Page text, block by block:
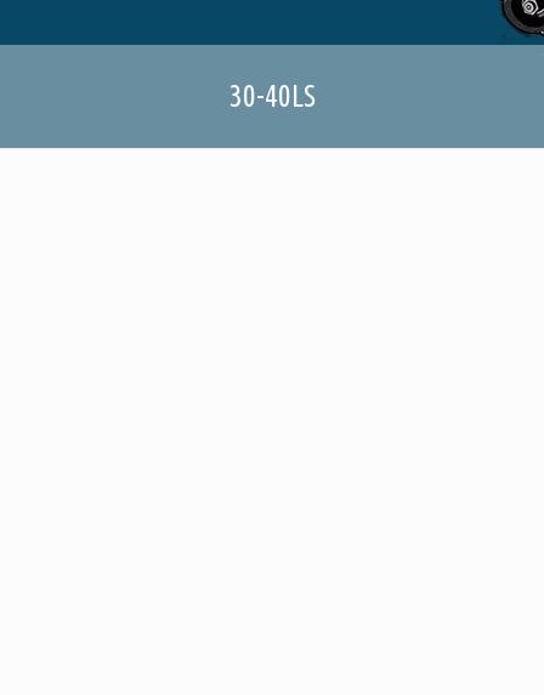
30-40LS